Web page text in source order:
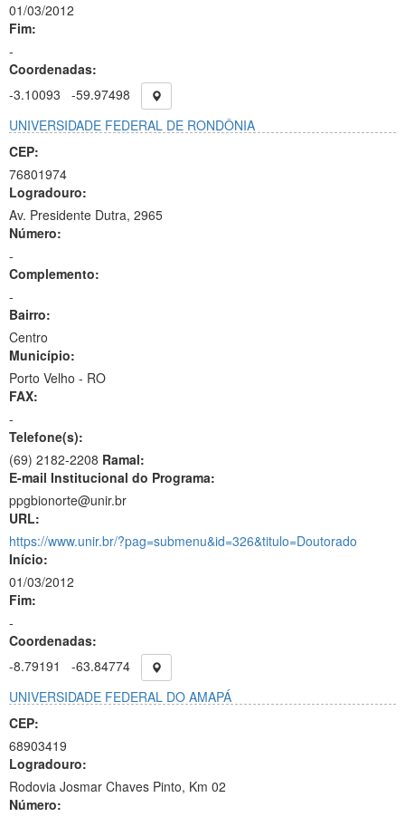
01/03/2012
Fim:
-
Coordenadas:
-3.10093
-59.97498
UNIVERSIDADE FEDERAL DE RONDÔNIA
CEP:
76801974
Logradouro:
Av. Presidente Dutra, 2965
Número:
-
Complemento:
-
Bairro:
Centro
Município:
Porto Velho - RO
FAX:
-
Telefone(s):
(69) 2182-2208 Ramal:
E-mail Institucional do Programa:
ppgbionorte@unir.br
URL:
https://www.unir.br/?pag=submenu&id=326&titulo=Doutorado
Início:
01/03/2012
Fim:
-
Coordenadas:
-8.79191
-63.84774
UNIVERSIDADE FEDERAL DO AMAPÁ
CEP:
68903419
Logradouro:
Rodovia Josmar Chaves Pinto, Km 02
Número: